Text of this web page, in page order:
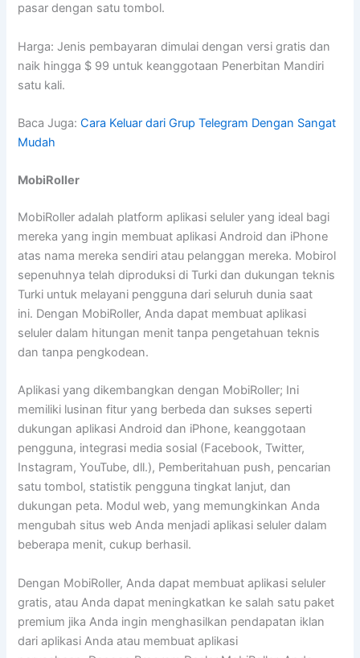
pasar dengan satu tombol.
Harga: Jenis pembayaran dimulai dengan versi gratis dan
naik hingga $ 99 untuk keanggotaan Penerbitan Mandiri
satu kali.
Baca Juga:Cara Keluar dari Grup Telegram Dengan Sangat
Mudah
MobiRoller
MobiRoller adalah platform aplikasi seluler yang ideal bagi
mereka yang ingin membuat aplikasi Android dan iPhone
atas nama mereka sendiri atau pelanggan mereka. Mobirol
sepenuhnya telah diproduksi di Turki dan dukungan teknis
Turki untuk melayani pengguna dari seluruh dunia saat
ini. Dengan MobiRoller, Anda dapat membuat aplikasi
seluler dalam hitungan menit tanpa pengetahuan teknis
dan tanpa pengkodean.
Aplikasi yang dikembangkan dengan MobiRoller; Ini
memiliki lusinan fitur yang berbeda dan sukses seperti
dukungan aplikasi Android dan iPhone, keanggotaan
pengguna, integrasi media sosial (Facebook, Twitter,
Instagram, YouTube, dll.), Pemberitahuan push, pencarian
satu tombol, statistik pengguna tingkat lanjut, dan
dukungan peta. Modul web, yang memungkinkan Anda
mengubah situs web Anda menjadi aplikasi seluler dalam
beberapa menit, cukup berhasil.
Dengan MobiRoller, Anda dapat membuat aplikasi seluler
gratis, atau Anda dapat meningkatkan ke salah satu paket
premium jika Anda ingin menghasilkan pendapatan iklan
dari aplikasi Anda atau membuat aplikasi